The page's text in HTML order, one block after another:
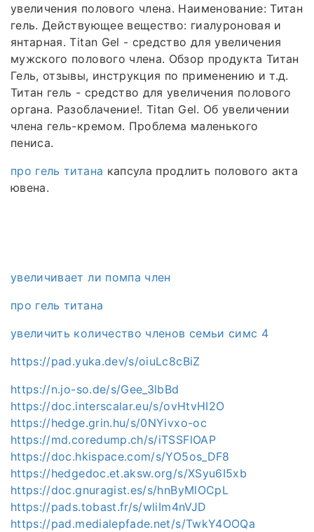
увеличения полового члена. Наименование: Титан
гель. Действующее вещество: гиалуроновая и
янтарная. Titan Gel - средство для увеличения
мужского полового члена. Обзор продукта Титан
Гель, отзывы, инструкция по применению и т.д.
Титан гель - средство для увеличения полового
органа. Разоблачение!. Titan Gel. Об увеличении
члена гель-кремом. Проблема маленького
пениса.
про гель титана капсула продлить полового акта
ювена.
увеличивает ли помпа член
про гель титана
увеличить количество членов семьи симс 4
https://pad.yuka.dev/s/oiuLc8cBiZ
https://n.jo-so.de/s/Gee_3lbBd
https://doc.interscalar.eu/s/ovHtvHI2O
https://hedge.grin.hu/s/0NYivxo-oc
https://md.coredump.ch/s/iTSSFlOAP
https://doc.hkispace.com/s/YO5os_DF8
https://hedgedoc.et.aksw.org/s/XSyu6I5xb
https://doc.gnuragist.es/s/hnByMlOCpL
https://pads.tobast.fr/s/wliIm4nVJD
https://pad.medialepfade.net/s/TwkY4OOQa